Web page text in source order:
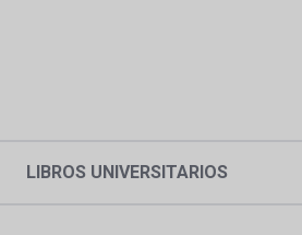
LIBROS UNIVERSITARIOS